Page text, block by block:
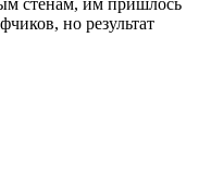
но результат